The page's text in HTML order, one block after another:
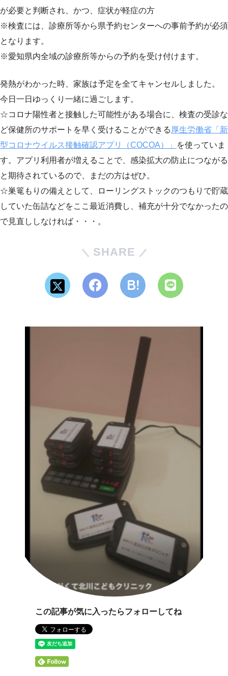
が必要と判断され、かつ、症状が軽症の方
※検査には、診療所等から県予約センターへの事前予約が必須
となります。
※愛知県内全域の診療所等からの予約を受け付けます。
発熱がわかった時、家族は予定を全てキャンセルしました。
今日一日ゆっくり一緒に過ごします。
☆コロナ陽性者と接触した可能性がある場合に、検査の受診な
ど保健所のサポートを早く受けることができる 厚生労働省「新
型コロナウイルス接触確認アプリ（COCOA）」
を使っていま
す。アプリ利用者が増えることで、感染拡大の防止につながる
と期待されているので、まだの方はぜひ。
☆巣篭もりの備えとして、ローリングストックのつもりで貯蔵
していた缶詰などをここ最近消費し、補充が十分でなかったの
で見直ししなければ・・・。
SHARE
この記事が気に入ったらフォローしてね